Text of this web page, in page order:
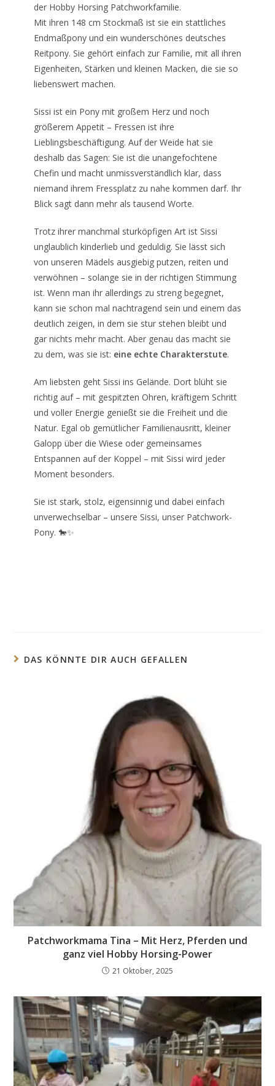
der Hobby Horsing Patchworkfamilie.
Mit ihren 148 cm Stockmaß ist sie ein stattliches
Endmaßpony und ein wunderschönes deutsches
Reitpony. Sie gehört einfach zur Familie, mit all ihren
Eigenheiten, Stärken und kleinen Macken, die sie so
liebenswert machen.
Sissi ist ein Pony mit großem Herz und noch
größerem Appetit – Fressen ist ihre
Lieblingsbeschäftigung. Auf der Weide hat sie
deshalb das Sagen: Sie ist die unangefochtene
Chefin und macht unmissverständlich klar, dass
niemand ihrem Fressplatz zu nahe kommen darf. Ihr
Blick sagt dann mehr als tausend Worte.
Trotz ihrer manchmal sturköpfigen Art ist Sissi
unglaublich kinderlieb und geduldig. Sie lässt sich
von unseren Mädels ausgiebig putzen, reiten und
verwöhnen – solange sie in der richtigen Stimmung
ist. Wenn man ihr allerdings zu streng begegnet,
kann sie schon mal nachtragend sein und einem das
deutlich zeigen, in dem sie stur stehen bleibt und
gar nichts mehr macht. Aber genau das macht sie
zu dem, was sie ist: eine echte Charakterstute.
Am liebsten geht Sissi ins Gelände. Dort blüht sie
richtig auf – mit gespitzten Ohren, kräftigem Schritt
und voller Energie genießt sie die Freiheit und die
Natur. Egal ob gemütlicher Familienausritt, kleiner
Galopp über die Wiese oder gemeinsames
Entspannen auf der Koppel – mit Sissi wird jeder
Moment besonders.
Sie ist stark, stolz, eigensinnig und dabei einfach
unverwechselbar – unsere Sissi, unser Patchwork-
Pony. 🐎✨
DAS KÖNNTE DIR AUCH GEFALLEN
Patchworkmama Tina – Mit Herz, Pferden und
ganz viel Hobby Horsing-Power
21 Oktober, 2025